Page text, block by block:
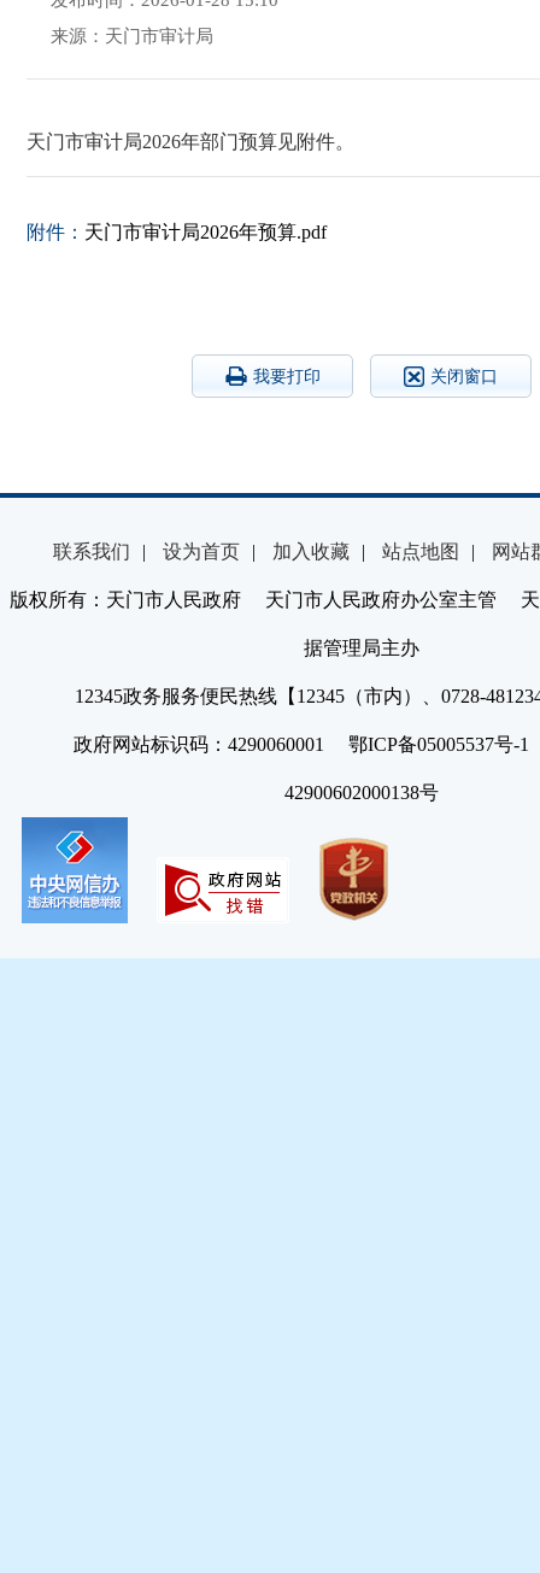
来源：天门市审计局
天门市审计局2026年部门预算见附件。
附件： 天门市审计局2026年预算.pdf
我要打印 关闭窗口
联系我们 | 设为首页 | 加入收藏 | 站点地图 | 网站
版权所有：天门市人民政府 天门市人民政府办公室主管 天
据管理局主办
12345政务服务便民热线【12345（市内）、0728-
政府网站标识码：4290060001 鄂ICP备05005537号
42900602000138号